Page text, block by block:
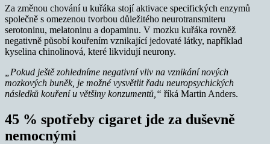
Za změnou chování u kuřáka stojí aktivace specifických enzymů
společně s omezenou tvorbou důležitého neurotransmiteru
serotoninu, melatoninu a dopaminu. V mozku kuřáka rovněž
negativně působí kouřením vznikající jedovaté látky, například
kyselina chinolinová, které likvidují neurony.
„Pokud ještě zohledníme negativní vliv na vznikání nových
mozkových buněk, je možné vysvětlit řadu neuropsychických
následků kouření u většiny konzumentů,“ říká Martin Anders.
45 % spotřeby cigaret jde za duševně
nemocnými